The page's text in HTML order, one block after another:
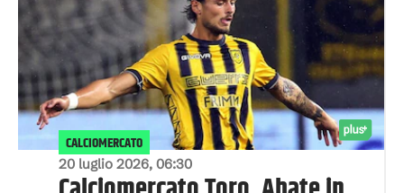
20 luglio 2026, 06:30
CALCIOMERCATO